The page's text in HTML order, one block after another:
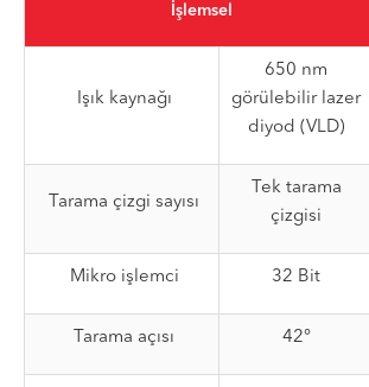
İşlemsel
Işık kaynağı
650 nm
görülebilir lazer
diyod (VLD)
Tarama çizgi sayısı
Tek tarama
çizgisi
Mikro işlemci 32 Bit
Tarama açısı 42°